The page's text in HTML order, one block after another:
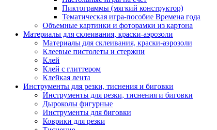
Пиктограммы (мягкий конструктор)
Тематическая игра-пособие Времена года
Объемные картинки и фоторамки из картона
Материалы для склеивания, краски-аэрозоли
Материалы для склеивания, краски-аэрозоли
Клеевые пистолеты и стержни
Клей
Клей с глиттером
Клейкая лента
Инструменты для резки, тиснения и биговки
Инструменты для резки, тиснения и биговки
Дыроколы фигурные
Инструменты для биговки
Коврики для резки